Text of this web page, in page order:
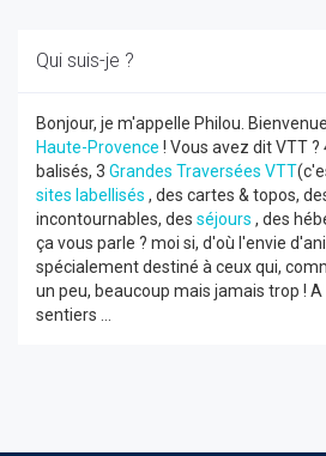
Qui suis-je ?
Bonjour, je m'appelle Philou.
Haute-Provence ! Vous avez dit VTT
balisés, 3 Grandes Traversées VTT
sites labellisés , des cartes & topos,
incontournables, des séjours , des
ça vous parle ? moi si, d'où l'envie
spécialement destiné à ceux qui,
un peu, beaucoup mais jamais trop !
sentiers ...